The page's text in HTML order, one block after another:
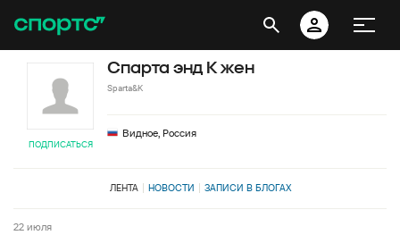
ПОДПИСАТЬСЯ
Спарта энд К жен
Sparta&K
Видное, Россия
ЛЕНТА НОВОСТИ ЗАПИСИ В БЛОГАХ
22 июля